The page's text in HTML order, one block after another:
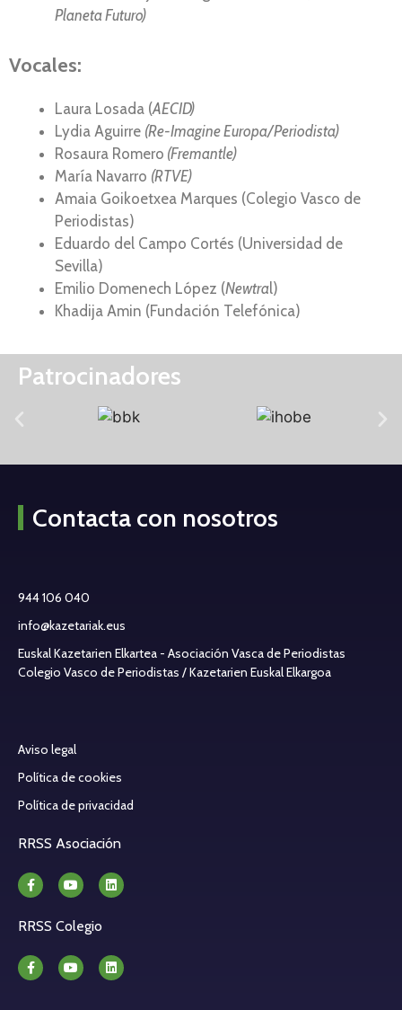
Planeta Futuro)
Vocales:
Laura Losada (AECID)
Lydia Aguirre (Re-Imagine Europa/Periodista)
Rosaura Romero (Fremantle)
María Navarro (RTVE)
Amaia Goikoetxea Marques (Colegio Vasco de
Periodistas)
Eduardo del Campo Cortés (Universidad de
Sevilla)
Emilio Domenech López (Newtral)
Khadija Amin (Fundación Telefónica)
Patrocinadores
Contacta con nosotros
944 106 040
info@kazetariak.eus
Euskal Kazetarien Elkartea - Asociación Vasca de Periodistas
Colegio Vasco de Periodistas / Kazetarien Euskal Elkargoa
Aviso legal
Política de cookies
Política de privacidad
RRSS Asociación
RRSS Colegio